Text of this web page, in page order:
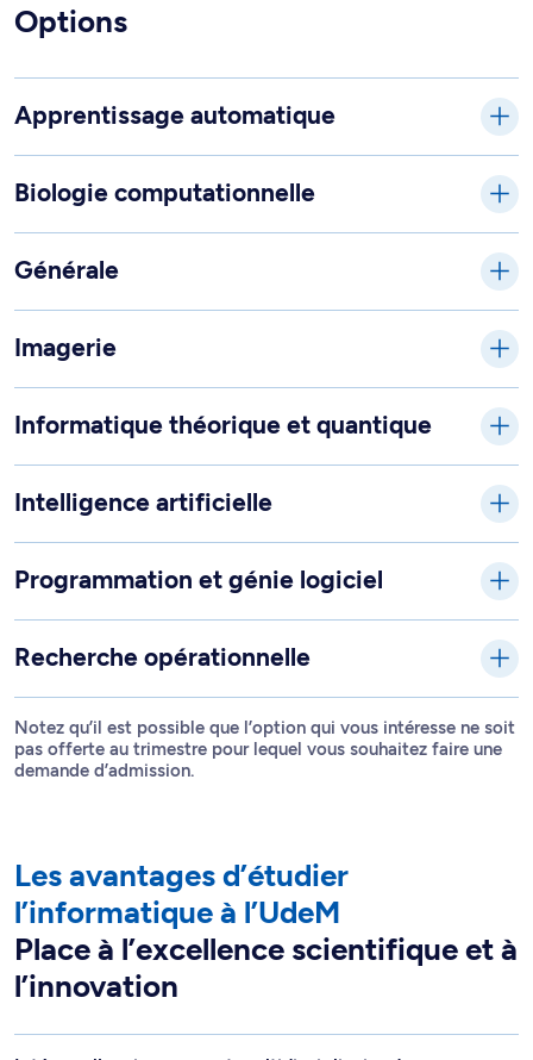
Options
Apprentissage automatique
Biologie computationnelle
Générale
Imagerie
Informatique théorique et quantique
Intelligence artificielle
Programmation et génie logiciel
Recherche opérationnelle
Notez qu’il est possible que l’option qui vous intéresse ne soit
pas offerte au trimestre pour lequel vous souhaitez faire une
demande d’admission.
Les avantages d’étudier
l’informatique à l’UdeM
Place à l’excellence scientifique et à
l’innovation